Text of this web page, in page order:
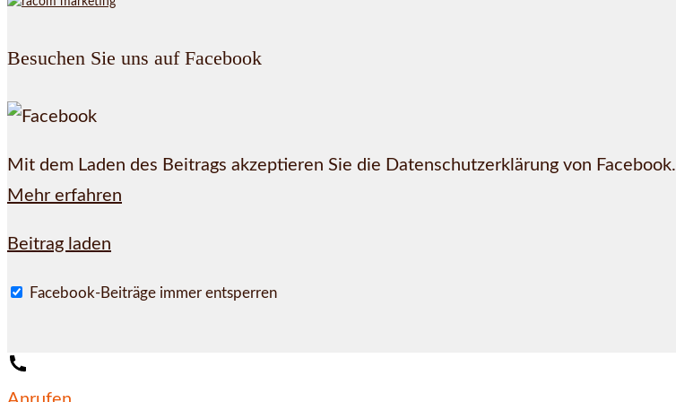
Besuchen Sie uns auf Facebook
Mit dem Laden des Beitrags akzeptieren Sie die Datenschutzerklärung von Facebook.
Mehr erfahren
Beitrag laden
Facebook-Beiträge immer entsperren